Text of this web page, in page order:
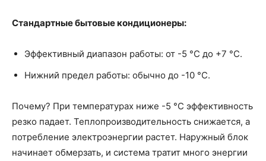
Стандартные бытовые кондиционеры:
Эффективный диапазон работы: от -5 °C до +7 °C.
Нижний предел работы: обычно до -10 °C.
Почему? При температурах ниже -5 °C эффективность
резко падает. Теплопроизводительность снижается, а
потребление электроэнергии растет. Наружный блок
начинает обмерзать, и система тратит много энергии